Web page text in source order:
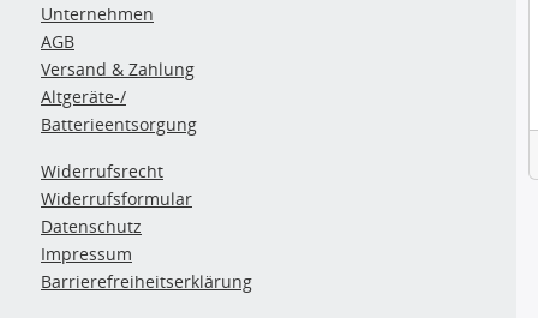
Unternehmen
AGB
Versand & Zahlung
Altgeräte-/
Batterieentsorgung
Widerrufsrecht
Widerrufsformular
Datenschutz
Impressum
Barrierefreiheitserklärung